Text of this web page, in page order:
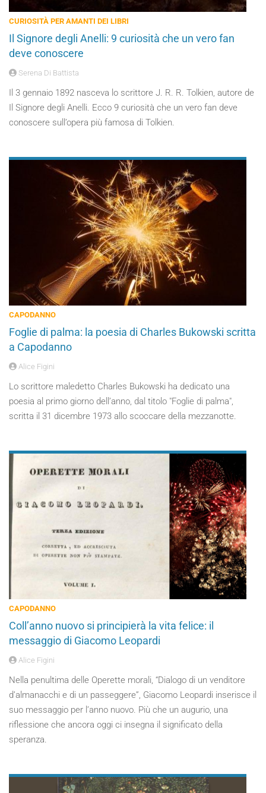
CURIOSITÀ PER AMANTI DEI LIBRI
Il Signore degli Anelli: 9 curiosità che un vero fan
deve conoscere
Serena Di Battista
Il 3 gennaio 1892 nasceva lo scrittore J. R. R. Tolkien, autore de
Il Signore degli Anelli. Ecco 9 curiosità che un vero fan deve
conoscere sull’opera più famosa di Tolkien.
CAPODANNO
Foglie di palma: la poesia di Charles Bukowski scritta
a Capodanno
Alice Figini
Lo scrittore maledetto Charles Bukowski ha dedicato una
poesia al primo giorno dell’anno, dal titolo "Foglie di palma",
scritta il 31 dicembre 1973 allo scoccare della mezzanotte.
CAPODANNO
Coll’anno nuovo si principierà la vita felice: il
messaggio di Giacomo Leopardi
Alice Figini
Nella penultima delle Operette morali, “Dialogo di un venditore
d’almanacchi e di un passeggere”, Giacomo Leopardi inserisce il
suo messaggio per l’anno nuovo. Più che un augurio, una
riflessione che ancora oggi ci insegna il significato della
speranza.